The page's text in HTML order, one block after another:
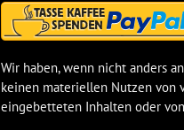
Wir haben, wenn nicht anders
keinen materiellen Nutzen von
eingebetteten Inhalten oder